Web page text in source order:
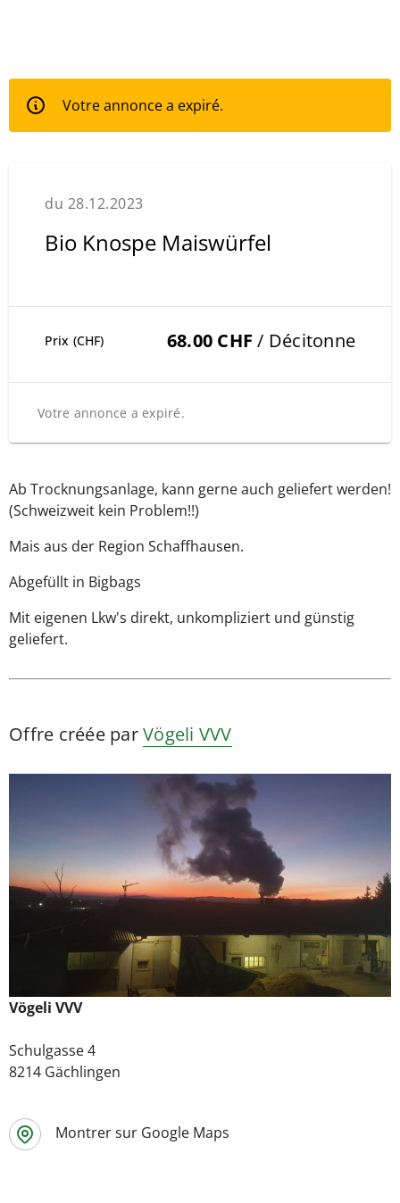
Votre annonce a expiré.
du 28.12.2023
Bio Knospe Maiswürfel
Prix (CHF) 68.00 CHF / Décitonne
Votre annonce a expiré.
Ab Trocknungsanlage, kann gerne auch geliefert werden!
(Schweizweit kein Problem!!)
Mais aus der Region Schaffhausen.
Abgefüllt in Bigbags
Mit eigenen Lkw's direkt, unkompliziert und günstig
geliefert.
Offre créée parVögeli VVV
Vögeli VVV
Schulgasse 4
8214 Gächlingen
Montrer sur Google Maps